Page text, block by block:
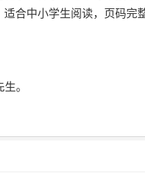
合中小学生阅读，页码完
。